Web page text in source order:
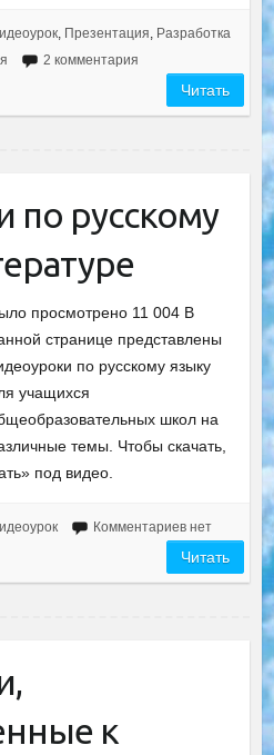
, Презентация, Разработка
2 комментария
Читать
по русскому
просмотрено 11 004 В
странице представлены
по русскому языку
учащихся
школ на
темы. Чтобы скачать,
под видео.
Комментариев нет
Читать
к